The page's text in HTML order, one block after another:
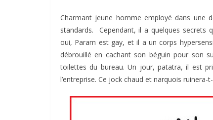
Charmant jeune homme employé dans une
standards. Cependant, il a quelques secrets
oui, Param est gay, et il a un corps
débrouillé en cachant son béguin pour son
toilettes du bureau. Un jour, patatra, il est
l’entreprise. Ce jock chaud et narquois